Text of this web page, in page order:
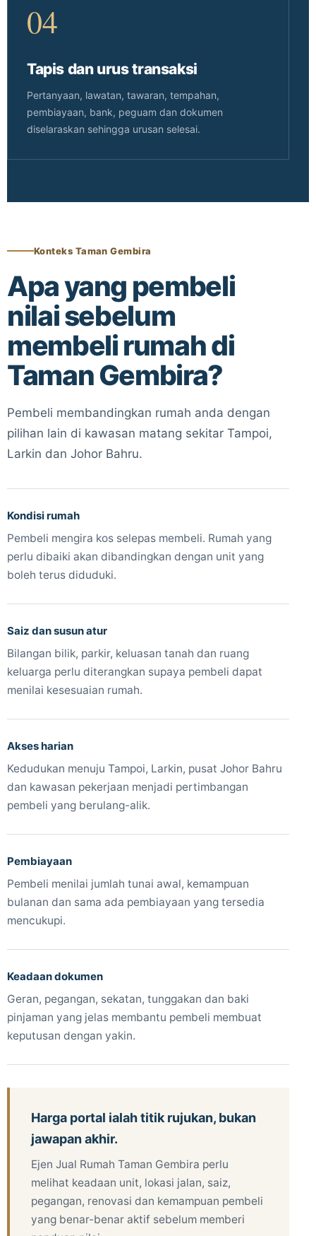
04
Tapis dan urus transaksi
Pertanyaan, lawatan, tawaran, tempahan,
pembiayaan, bank, peguam dan dokumen
diselaraskan sehingga urusan selesai.
Konteks Taman Gembira
Apa yang pembeli
nilai sebelum
membeli rumah di
Taman Gembira?
Pembeli membandingkan rumah anda dengan
pilihan lain di kawasan matang sekitar Tampoi,
Larkin dan Johor Bahru.
Kondisi rumah
Pembeli mengira kos selepas membeli. Rumah yang
perlu dibaiki akan dibandingkan dengan unit yang
boleh terus diduduki.
Saiz dan susun atur
Bilangan bilik, parkir, keluasan tanah dan ruang
keluarga perlu diterangkan supaya pembeli dapat
menilai kesesuaian rumah.
Akses harian
Kedudukan menuju Tampoi, Larkin, pusat Johor Bahru
dan kawasan pekerjaan menjadi pertimbangan
pembeli yang berulang-alik.
Pembiayaan
Pembeli menilai jumlah tunai awal, kemampuan
bulanan dan sama ada pembiayaan yang tersedia
mencukupi.
Keadaan dokumen
Geran, pegangan, sekatan, tunggakan dan baki
pinjaman yang jelas membantu pembeli membuat
keputusan dengan yakin.
Harga portal ialah titik rujukan, bukan
jawapan akhir.
Ejen Jual Rumah Taman Gembira perlu
melihat keadaan unit, lokasi jalan, saiz,
pegangan, renovasi dan kemampuan pembeli
yang benar-benar aktif sebelum memberi